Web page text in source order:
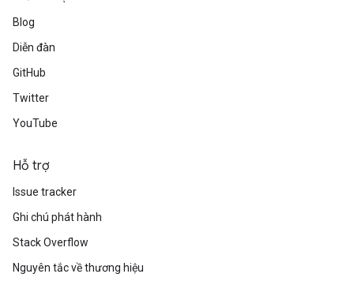
Blog
Diễn đàn
GitHub
Twitter
YouTube
Hỗ trợ
Issue tracker
Ghi chú phát hành
Stack Overflow
Nguyên tắc về thương hiệu